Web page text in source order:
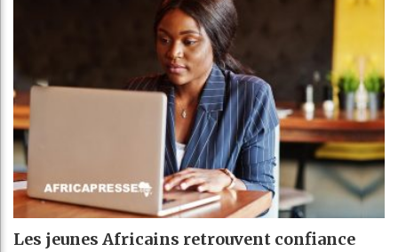
Les jeunes Africains retrouvent confiance